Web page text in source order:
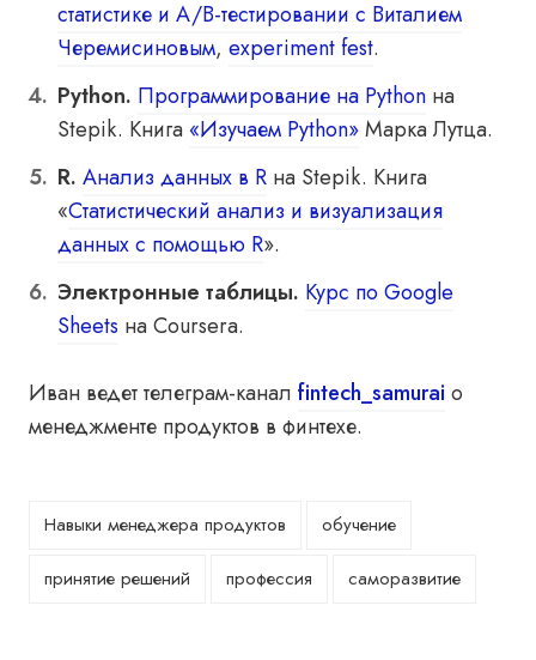
статистике и A/B-тестировании с Виталием
Черемисиновым, experiment fest.
Python. Программирование на Python на
Stepik. Книга «Изучаем Python»Марка Лутца.
R. Анализ данных в R на Stepik. Книга
«Статистический анализ и визуализация
данных с помощью R».
Электронные таблицы. Курс по Google
Sheets на Coursera.
Иван ведет телеграм-канал fintech_samurai о
менеджменте продуктов в финтехе.
Навыки менеджера продуктов обучение
принятие решений профессия саморазвитие